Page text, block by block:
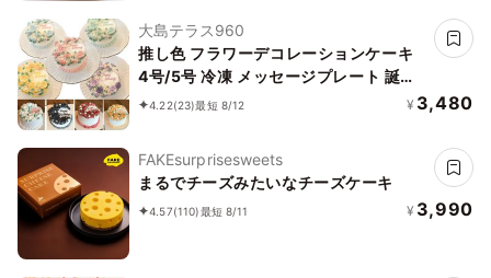
大島テラス960
推し色 フラワーデコレーションケーキ
4号/5号 冷凍 メッセージプレート 誕生
日 母の日 アイドル サイズはオプション
4.22(23)最短 8/12 ¥ 3,480
FAKEsurprisesweets
まるでチーズみたいなチーズケーキ
4.57(110)最短 8/11 ¥ 3,990